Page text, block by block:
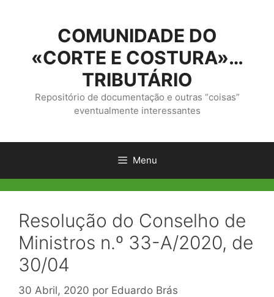
conteúdo
COMUNIDADE DO
«CORTE E COSTURA»…
TRIBUTÁRIO
Repositório de documentação e outras “coisas”
eventualmente interessantes
Menu
Resolução do Conselho de
Ministros n.º 33-A/2020, de
30/04
30 Abril, 2020 por Eduardo Brás